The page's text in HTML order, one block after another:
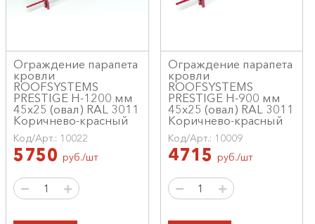
Ограждение парапета
кровли
ROOFSYSTEMS
PRESTIGE H-1200 мм
45х25 (овал) RAL 3011
Коричнево-красный
Код/Арт.: 10022
5750 руб./шт
Ограждение парапета
кровли
ROOFSYSTEMS
PRESTIGE H-900 мм
45х25 (овал) RAL 3011
Коричнево-красный
Код/Арт.: 10009
4715 руб./шт